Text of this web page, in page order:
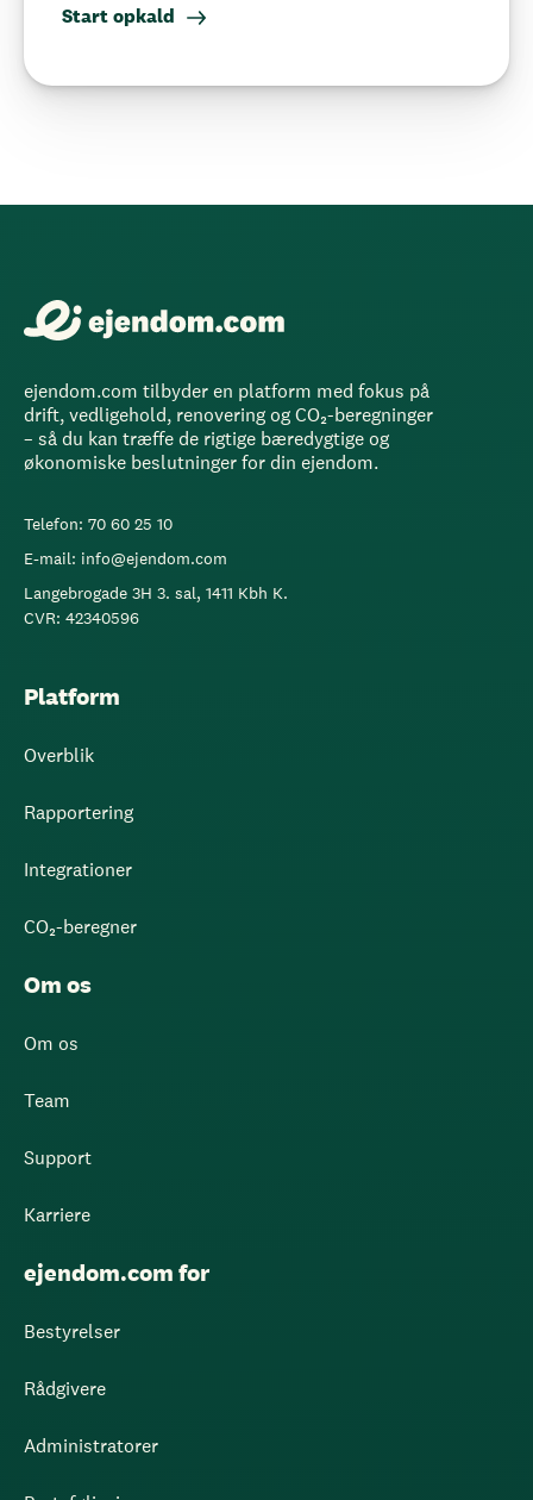
Start opkald
ejendom.com tilbyder en platform med fokus på
drift, vedligehold, renovering og CO₂-beregninger
– så du kan træffe de rigtige bæredygtige og
økonomiske beslutninger for din ejendom.
Telefon: 70 60 25 10
E-mail: info@ejendom.com
Langebrogade 3H 3. sal, 1411 Kbh K.
CVR: 42340596
Platform
Overblik
Rapportering
Integrationer
CO₂-beregner
Om os
Om os
Team
Support
Karriere
ejendom.com for
Bestyrelser
Rådgivere
Administratorer